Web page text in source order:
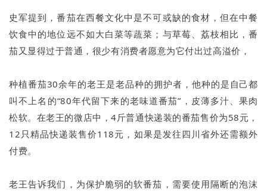
史军提到，番茄在西餐文化中是不可或缺的食材，但在中餐
饮食中的地位远不如大白菜等蔬菜；与草莓、荔枝相比，番
茄又显得过于普通，很少有消费者愿意为它付出过高溢价，
种植番茄30余年的老王是老品种的拥护者，他种的是自己都
叫不上名的“80年代留下来的老味道番茄”，皮薄多汁、果肉
松软。在老王的微店中，4斤普通快递装的番茄售价为58元，
12只精品快递装售价118元，如果是发往四川省外还需额外
付费。
老王告诉我们，为保护脆弱的软番茄，需要使用隔断的泡沫